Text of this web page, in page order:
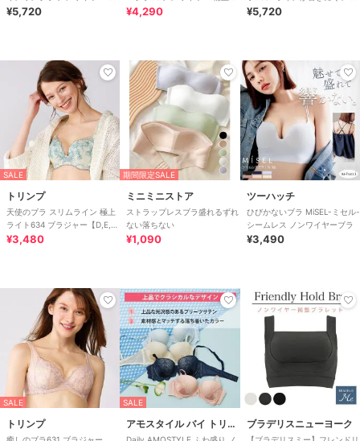
正 ブラジャー ナイトブラ ブラ
¥5,720
着 補整 ブラデリス ブラレット
¥4,290
ンワイヤーブラ 補正下着
¥5,720
SALE
トリンプ
天使のブラ スリムライン 極上
ライト634 ブラジャー【D,E,F
カップ】
¥3,480
期間限定SALE
ミニミニストア
ストラップレスブラ盛れるずれ
ない落ちない
¥1,090
ツーハッチ
ひびかないブラ MiSEL-ミセル-
シームレス ノンワイヤーブラ
¥3,490
SALE
トリンプ
SALE
アモスタイル バイ トリンプ ブラデリスニューヨーク